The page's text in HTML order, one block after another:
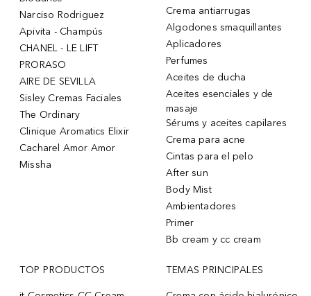
Narciso Rodriguez
Apivita - Champús
CHANEL - LE LIFT
PRORASO
AIRE DE SEVILLA
Sisley Cremas Faciales
The Ordinary
Clinique Aromatics Elixir
Cacharel Amor Amor
Missha
Crema antiarrugas
Algodones smaquillantes
Aplicadores
Perfumes
Aceites de ducha
Aceites esenciales y de
masaje
Sérums y aceites capilares
Crema para acne
Cintas para el pelo
After sun
Body Mist
Ambientadores
Primer
Bb cream y cc cream
TOP PRODUCTOS TEMAS PRINCIPALES